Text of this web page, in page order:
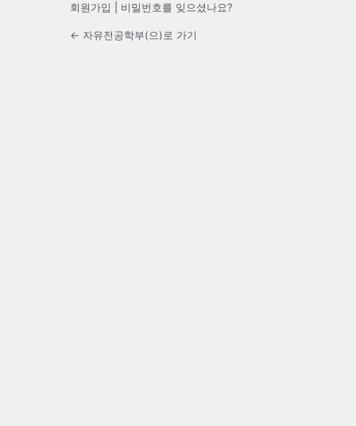
회원가입 비밀번호를 잊으셨나요?
← 자유전공학부(으)로 가기